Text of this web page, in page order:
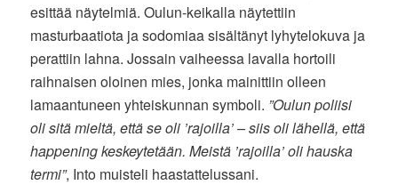
esittää näytelmiä. Oulun-keikalla näytettiin
masturbaatiota ja sodomiaa sisältänyt lyhytelokuva ja
perattiin lahna. Jossain vaiheessa lavalla hortoili
raihnaisen oloinen mies, jonka mainittiin olleen
lamaantuneen yhteiskunnan symboli. ”Oulun poliisi
oli sitä mieltä, että se oli ’rajoilla’ – siis oli lähellä, että
happening keskeytetään. Meistä ’rajoilla’ oli hauska
termi”, Into muisteli haastattelussani.